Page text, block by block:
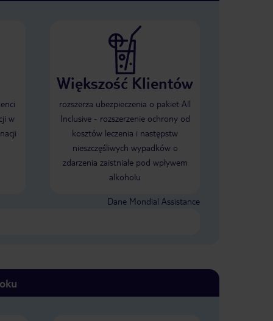
w
Większość Klientów
rozszerza ubezpieczenia o pakiet All
Inclusive - rozszerzenie ochrony od
kosztów leczenia i następstw
nieszczęśliwych wypadków o
zdarzenia zaistniałe pod wpływem
alkoholu
Dane Mondial Assistance